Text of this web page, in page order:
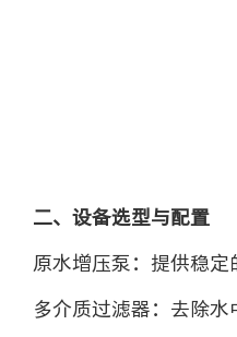
二、设备选型与配置
原水增压泵：提供稳定
多介质过滤器：去除水